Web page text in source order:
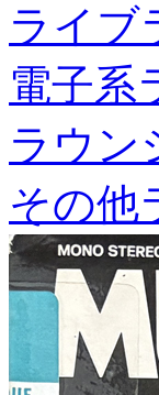
ライブ
電子系
ラウン
その他